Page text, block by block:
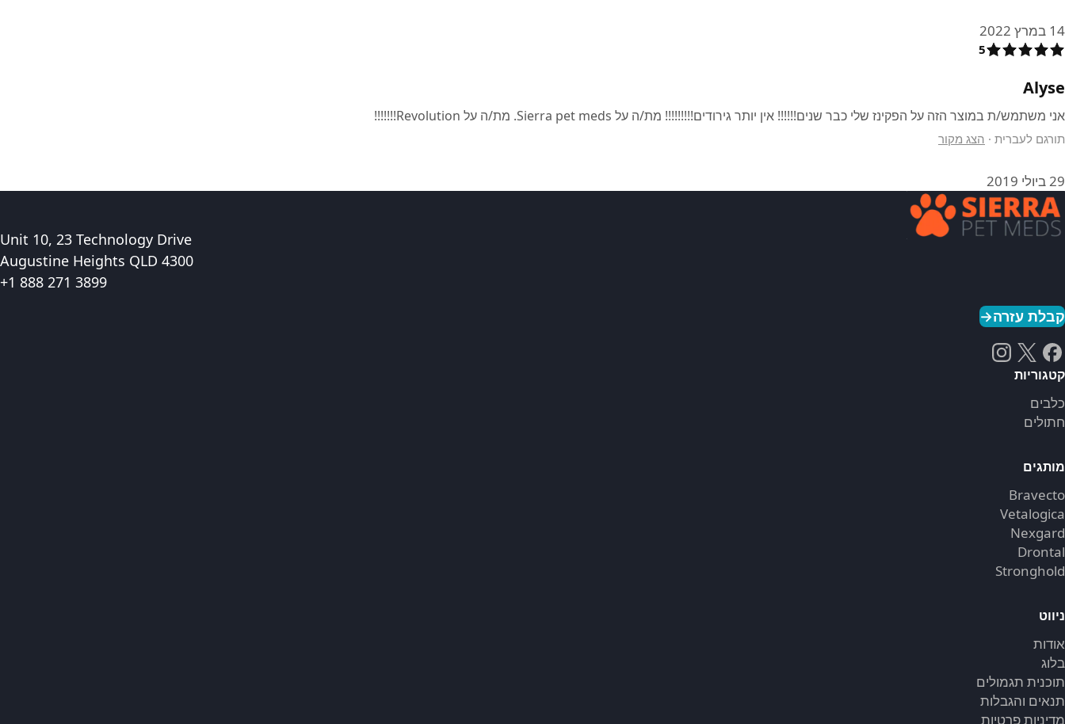
14 במרץ 2022
5
Alyse
אני משתמש/ת במוצר הזה על הפקינז שלי כבר שנים!!!!!! אין יותר גירודים!!!!!!!!! מת/ה על Sierra pet meds. מת/ה על Revolution!!!!!!!
תורגם לעברית · הצג מקור
29 ביולי 2019
Unit 10, 23 Technology Drive
Augustine Heights QLD 4300
+1 888 271 3899
קבלת עזרה→
קטגוריות
כלבים
חתולים
מותגים
Bravecto
Vetalogica
Nexgard
Drontal
Stronghold
ניווט
אודות
בלוג
תוכנית תגמולים
תנאים והגבלות
מדיניות פרטיות